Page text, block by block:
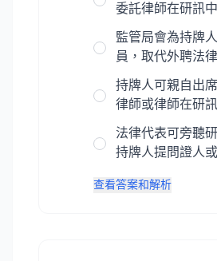
委託律師在研訊
監管局會為持牌
員，取代外聘法
持牌人可親自出
律師或律師在研
法律代表可旁聽
持牌人提問證人
查看答案和解析